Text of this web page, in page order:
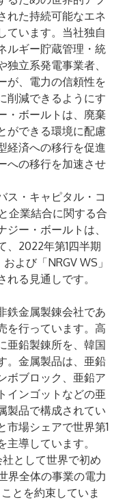
れた持続可能なエネ
ています。当社独自
ルギー貯蔵管理・統
立系発電事業者、
が、電力の信頼性を
削減できるようにす
・ボールトは、廃棄
ができる環境に配慮
経済への移行を促進
への移行を加速させ
ス・キャピタル・コ
企業結合に関する合
ー・ボールトは、
、2022年第1四半期
よび「NRGV WS」
る見通しです。
鉄金属製錬会社であ
を行っています。高
亜鉛製錬所を、韓国
。金属製品は、亜鉛
ボブロック、亜鉛ア
インゴットなどの亜
製品で構成されてい
市場シェアで世界第1
導しています。
として世界で初め
界全体の事業の電力
とを約束していま